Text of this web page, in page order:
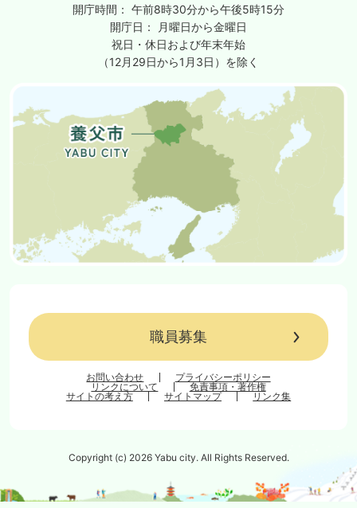
開庁時間： 午前8時30分から午後5時15分
開庁日：
月曜日から金曜日
祝日・休日および年末年始
（12月29日から1月3日）を除く
職員募集
お問い合わせ
プライバシーポリシー
リンクについて
免責事項・著作権
サイトの考え方
サイトマップ リンク集
Copyright (c) 2026 Yabu city. All Rights Reserved.